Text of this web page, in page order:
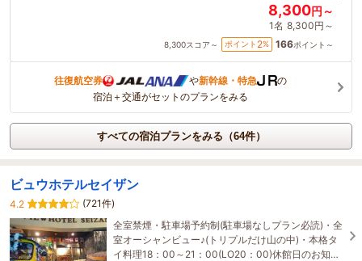
8,300円～
1名 8,300円～
8,300スコア～ ポイント 2% 166ポイント～
往復航空券 や新幹線・特急
の
宿泊＋交通がセットのプランをみる
すべての宿泊プランをみる（64件）
ビュウホテルセイザン
4.2
(721件)
全室禁煙・駐車場予約制(駐車場なしプラン必読)・全
室オーシャンビュー♪(トリプルだけ山の中)・本格タ
イ料理18：00～21：00(LO20：00)休館日のお知ら